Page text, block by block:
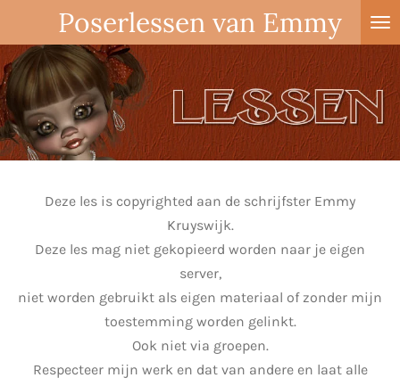
direct
naar
de
hoofdinhoud
Poserlessen van Emmy
Deze les is copyrighted aan de schrijfster Emmy
Kruyswijk.
Deze les mag niet gekopieerd worden naar je eigen
server,
niet worden gebruikt als eigen materiaal of zonder mijn
toestemming worden gelinkt.
Ook niet via groepen.
Respecteer mijn werk en dat van andere en laat alle